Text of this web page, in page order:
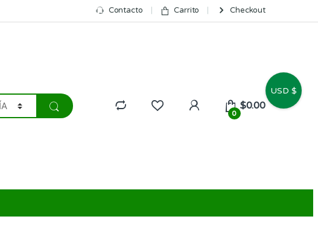
Contacto Carrito Checkout
0
$0.00
USD $